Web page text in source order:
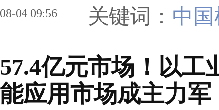
08-04 09:56 关键词： 中
57.4亿元市场！以工
能应用市场成主力军